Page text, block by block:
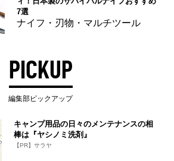
7選
ナイフ・刃物・マルチツール
PICKUP
編集部ピックアップ
キャンプ用品の日々のメンテナンスの相
棒は『ヤシノミ洗剤』
【PR】サラヤ